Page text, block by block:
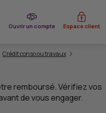
sur le site
Ouvrir un compte
du CIC Espace client
Crédit conso ou travaux
remboursé. Vérifiez vos
de vous engager.